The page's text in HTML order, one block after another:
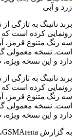
رونمایی کرده است
سه رنگ متنوع قرمز،
دارد و این نسخه
رونمایی کرده است
سه رنگ متنوع قرمز،
دارد و این نسخه